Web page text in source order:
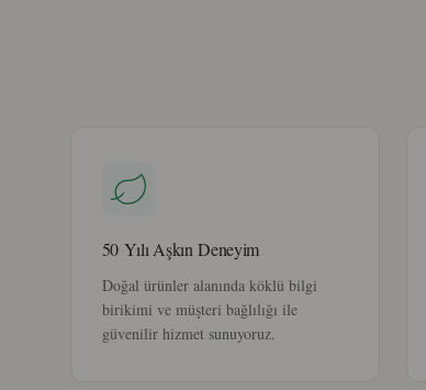
50 Yılı Aşkın Deneyim
Doğal ürünler alanında köklü bilgi
birikimi ve müşteri bağlılığı ile
güvenilir hizmet sunuyoruz.